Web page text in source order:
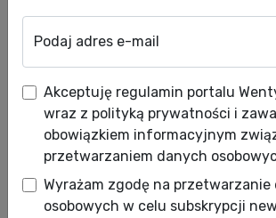
Ventia z Biurem
Handlowym w
Data publikacji: 15.09.2016
Podaj adres e-mail
Akceptuję regulamin portalu
wraz z polityką prywatności i
obowiązkiem informacyjnym
przetwarzaniem danych
Wyrażam zgodę na przetwarzanie
osobowych w celu subskrypcji